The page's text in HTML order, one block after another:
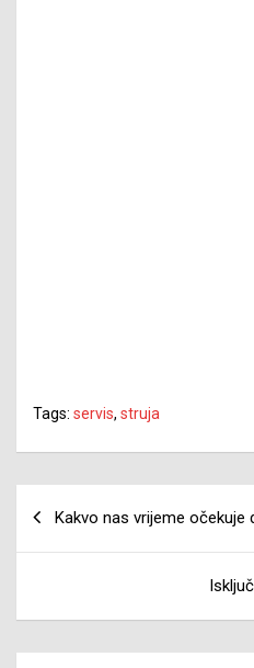
Tags: servis, struja
Kakvo nas vrijeme očekuje